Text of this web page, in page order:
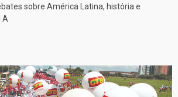
sobre América Latina, história e
A